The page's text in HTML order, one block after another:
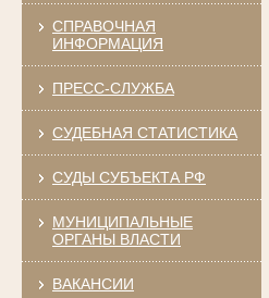
СПРАВОЧНАЯ
ИНФОРМАЦИЯ
ПРЕСС-СЛУЖБА
СУДЕБНАЯ СТАТИСТИКА
СУДЫ СУБЪЕКТА РФ
МУНИЦИПАЛЬНЫЕ
ОРГАНЫ ВЛАСТИ
ВАКАНСИИ